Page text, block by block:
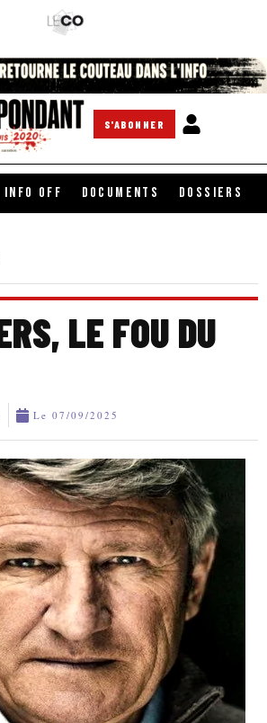
S'ABONNER
INFO OFF DOCUMENTS DOSSIERS
LE FOU DU
Le 07/09/2025